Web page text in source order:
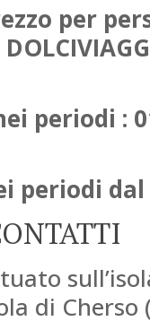
per
periodi :
periodi dal
di Cherso